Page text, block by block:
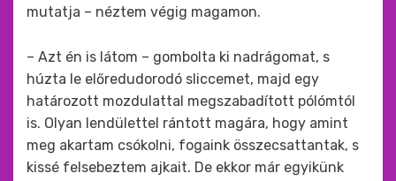
mutatja – néztem végig magamon.
– Azt én is látom – gombolta ki nadrágomat, s
húzta le előredudorodó sliccemet, majd egy
határozott mozdulattal megszabadított pólómtól
is. Olyan lendülettel rántott magára, hogy amint
meg akartam csókolni, fogaink összecsattantak, s
kissé felsebeztem ajkait. De ekkor már egyikünk